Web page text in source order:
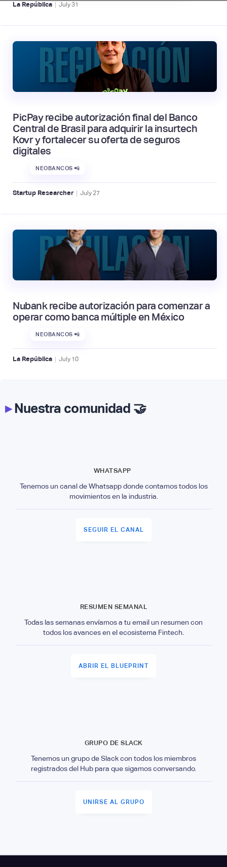
La República | July31
PicPay recibe autorización final del Banco
Central de Brasil para adquirir la insurtech
Kovr y fortalecer su oferta de seguros
digitales
NEOBANCOS 📲
Startup Researcher | July 27
Nubank recibe autorización para comenzar a
operar como banca múltiple en México
NEOBANCOS 📲
La República | July 10
▸Nuestra comunidad 🤝
WHATSAPP
Tenemos un canal de Whatsapp donde contamos todos los
movimientos en la industria.
SEGUIR EL CANAL
RESUMEN SEMANAL
Todas las semanas envíamos a tu email un resumen con
todos los avances en el ecosistema Fintech.
ABRIR EL BLUEPRINT
GRUPO DE SLACK
Tenemos un grupo de Slack con todos los miembros
registrados del Hub para que sigamos conversando.
UNIRSE AL GRUPO